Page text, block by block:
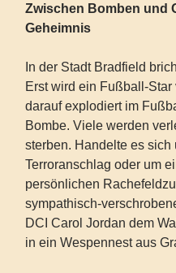
Zwischen Bomben und
Geheimnis
In der Stadt Bradfield
Erst wird ein Fußball-Star
darauf explodiert im
Bombe. Viele werden
sterben. Handelte es sich
Terroranschlag oder um
persönlichen
sympathisch-
DCI Carol Jordan dem
in ein Wespennest aus